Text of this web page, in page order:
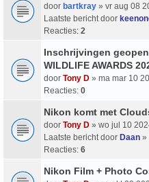
door bartkray » vr aug 08
Laatste bericht door
Reacties: 2
Inschrijvingen
WILDLIFE AWARDS
door Tony D » ma mar 10
Reacties: 0
Nikon komt met
door Tony D » wo jul 10
Laatste bericht door Daan »
Reacties: 6
Nikon Film + Photo